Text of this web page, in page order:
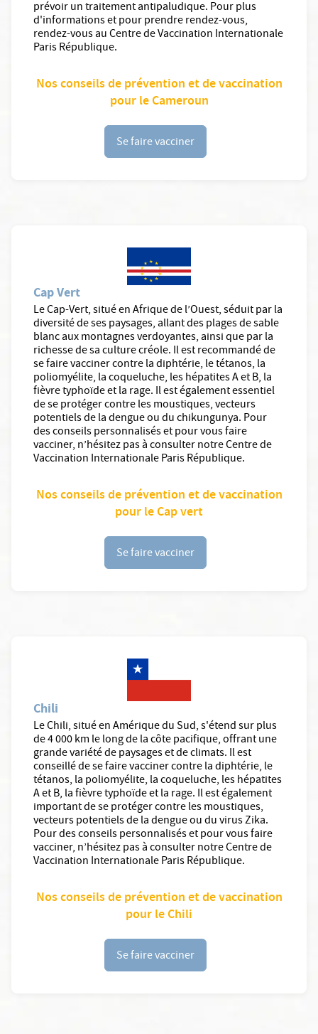
prévoir un traitement antipaludique. Pour plus
d'informations et pour prendre rendez-vous,
rendez-vous au Centre de Vaccination Internationale
Paris République.
Nos conseils de prévention et de vaccination
pour le Cameroun
Se faire vacciner
Cap Vert
Le Cap-Vert, situé en Afrique de l’Ouest, séduit par la
diversité de ses paysages, allant des plages de sable
blanc aux montagnes verdoyantes, ainsi que par la
richesse de sa culture créole. Il est recommandé de
se faire vacciner contre la diphtérie, le tétanos, la
poliomyélite, la coqueluche, les hépatites A et B, la
fièvre typhoïde et la rage. Il est également essentiel
de se protéger contre les moustiques, vecteurs
potentiels de la dengue ou du chikungunya. Pour
des conseils personnalisés et pour vous faire
vacciner, n’hésitez pas à consulter notre Centre de
Vaccination Internationale Paris République.
Nos conseils de prévention et de vaccination
pour le Cap vert
Se faire vacciner
Chili
Le Chili, situé en Amérique du Sud, s'étend sur plus
de 4 000 km le long de la côte pacifique, offrant une
grande variété de paysages et de climats. Il est
conseillé de se faire vacciner contre la diphtérie, le
tétanos, la poliomyélite, la coqueluche, les hépatites
A et B, la fièvre typhoïde et la rage. Il est également
important de se protéger contre les moustiques,
vecteurs potentiels de la dengue ou du virus Zika.
Pour des conseils personnalisés et pour vous faire
vacciner, n’hésitez pas à consulter notre Centre de
Vaccination Internationale Paris République.
Nos conseils de prévention et de vaccination
pour le Chili
Se faire vacciner